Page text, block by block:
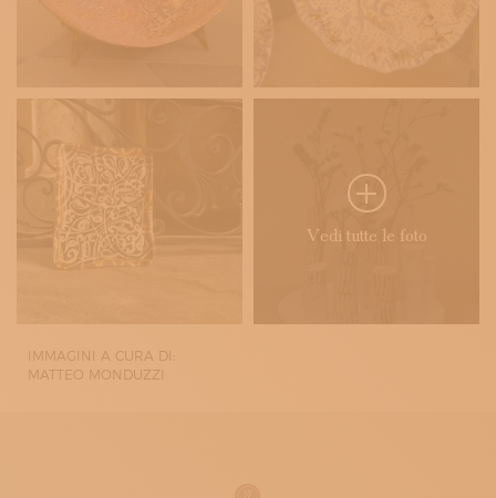
Vedi tutte le foto
IMMAGINI A CURA DI:
MATTEO MONDUZZI